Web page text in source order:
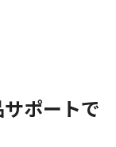
ポートで